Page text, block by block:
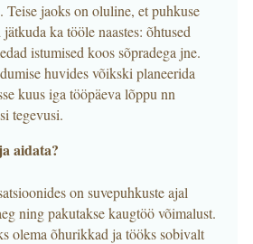
Teise jaoks on oluline, et puhkuse
ka tööle naastes: õhtused
istumised koos sõpradega jne.
huvides võikski planeerida
kuus iga tööpäeva lõppu nn
tegevusi.
aidata?
on suvepuhkuste ajal
ning pakutakse kaugtöö võimalust.
olema õhurikkad ja tööks sobivalt